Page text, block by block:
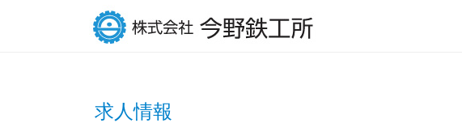
求人情報